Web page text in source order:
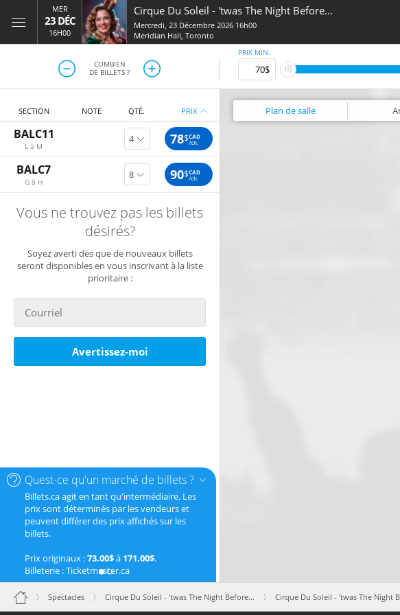
MER
23 DÉC
16H00
Cirque Du Soleil - 'twas The Night Before...
Mercredi, 23 Décembre 2026 16h00
Meridian Hall, Toronto
COMBIEN
DE BILLETS ?
PRIX MIN.
Quest-ce qu'un marché de billets ?
Billets.ca agit en tant qu'intermédiaire. Les
prix sont déterminés par les vendeurs et
peuvent différer des prix affichés sur les
billets.
Prix originaux :73.00$à 171.00$.
Billeterie : Ticketmaster.ca
SECTION NOTE QTÉ. PRIX
BALC11
L à M 78$CAD
/ch.
BALC7
G à H 90$CAD
/ch.
Vous ne trouvez pas les billets
désirés?
Soyez averti dès que de nouveaux billets
seront disponibles en vous inscrivant à la liste
prioritaire :
Avertissez-moi
Plan de salle
Spectacles Cirque Du Soleil - 'twas The Night Before... Cirque Du Soleil - 'twas The Night